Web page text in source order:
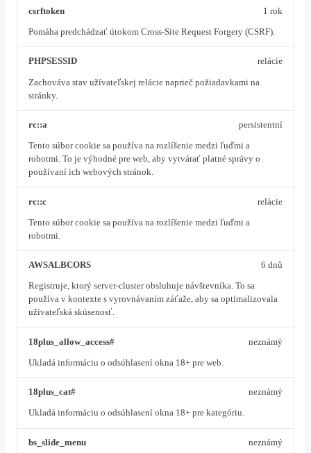
csrftoken
Pomáha predchádzať útokom Cross-Site Request Forgery (CSRF).
1 rok
PHPSESSID
Zachováva stav užívateľskej relácie naprieč požiadavkami na
stránky.
relácie
rc::a
Tento súbor cookie sa používa na rozlíšenie medzi ľuďmi a
robotmi. To je výhodné pre web, aby vytvárať platné správy o
používaní ich webových stránok.
persistentní
rc::c
Tento súbor cookie sa používa na rozlíšenie medzi ľuďmi a
robotmi.
relácie
AWSALBCORS
Registruje, ktorý server-cluster obsluhuje návštevníka. To sa
používa v kontexte s vyrovnávaním záťaže, aby sa optimalizovala
užívateľská skúsenosť.
6 dnů
18plus_allow_access#
Ukladá informáciu o odsúhlasení okna 18+ pre web.
neznámý
18plus_cat#
Ukladá informáciu o odsúhlasení okna 18+ pre kategóriu.
neznámý
bs_slide_menu neznámý